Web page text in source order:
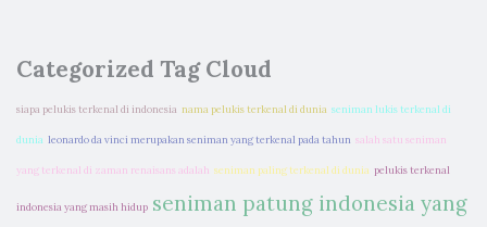
Categorized Tag Cloud
siapa pelukis terkenal di indonesia nama pelukis terkenal di dunia seniman lukis terkenal di
dunia leonardo da vinci merupakan seniman yang terkenal pada tahun salah satu seniman
yang terkenal di zaman renaisans adalah seniman paling terkenal di dunia pelukis terkenal
indonesia yang masih hidup seniman patung indonesia yang